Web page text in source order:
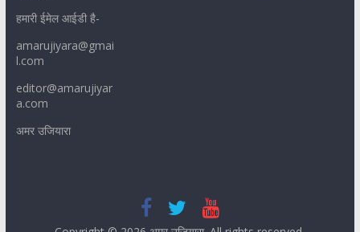
हमारी ईमेल आईडी है-
amarujiyara@gmai
l.com
editor@amarujiyar
a.com
अमर उजियारा